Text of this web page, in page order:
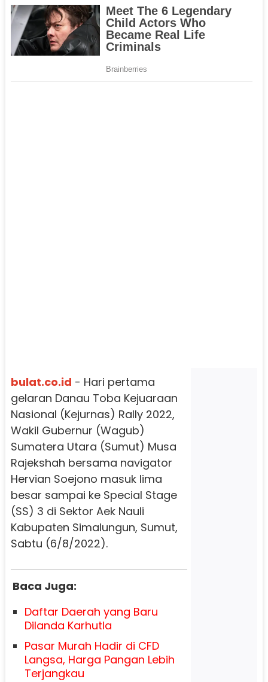
bulat.co.id - Hari pertama
gelaran Danau Toba Kejuaraan
Nasional (Kejurnas) Rally 2022,
Wakil Gubernur (Wagub)
Sumatera Utara (Sumut) Musa
Rajekshah bersama navigator
Hervian Soejono masuk lima
besar sampai ke Special Stage
(SS) 3 di Sektor Aek Nauli
Kabupaten Simalungun, Sumut,
Sabtu (6/8/2022).
Baca Juga:
Daftar Daerah yang Baru
Dilanda Karhutla
Pasar Murah Hadir di CFD
Langsa, Harga Pangan Lebih
Terjangkau